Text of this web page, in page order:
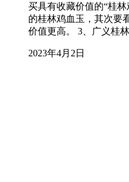
买具有收藏价值的“桂
的桂林鸡血玉，其次要
价值更高。 3、广义桂
2023年4月2日